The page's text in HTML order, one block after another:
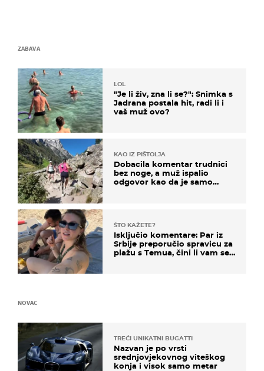
ZABAVA
LOL
"Je li živ, zna li se?": Snimka s
Jadrana postala hit, radi li i
vaš muž ovo?
KAO IZ PIŠTOLJA
Dobacila komentar trudnici
bez noge, a muž ispalio
odgovor kao da je samo
ŠTO KAŽETE?
Isključio komentare: Par iz
Srbije preporučio spravicu za
plažu s Temua, čini li vam se
NOVAC
TREĆI UNIKATNI BUGATTI
Nazvan je po vrsti
srednjovjekovnog viteškog
konja i visok samo metar